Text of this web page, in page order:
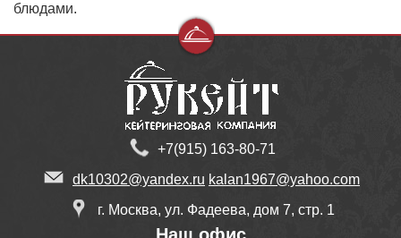
блюдами.
+7(915) 163-80-71
dk10302@yandex.ru kalan1967@yahoo.com
г. Москва, ул. Фадеева, дом 7, стр. 1